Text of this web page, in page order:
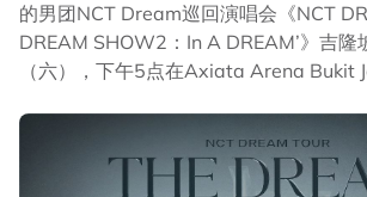
的男团NCT Dream巡回演唱会《NCT
DREAM SHOW2：In A DREAM’》吉隆
（六），下午5点在Axiata Arena Bukit